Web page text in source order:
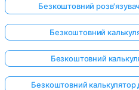
Безкоштовний
Безкоштовний
Безкоштовний
Безкоштовний калькулятор